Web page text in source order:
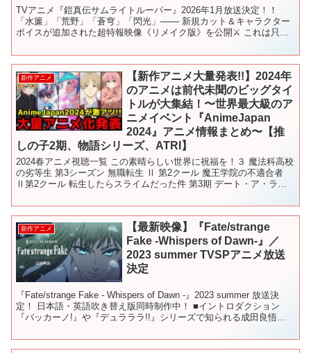
TVアニメ『鎧真伝サムライトルーパー』2026年1月放送決定！！
「水簾」「荒野」「蒼穹」「閃光」─── 新規カット＆キャラクター
ボイスが追加された超特報映像《リメイク版》を公開⚔ これは只事
新作アニメ
【新作アニメ大量発表!!】2024年
のアニメは前代未聞のビッグタイ
トルが大集結！〜世界最大級のア
ニメイベント『AnimeJapan
2024』アニメ情報まとめ〜【推
しの子2期、物語シリーズ、ATRI】
2024春アニメ視聴一覧 この素晴らしい世界に祝福を！３ 魔法科高校
の劣等生 第3シーズン 無職転生 Ⅱ 第2クール 魔王学院の不適合者
Ⅱ第2クール 転生したらスライムだった件 第3期 デート・ア・ライ
新作アニメ
【最新映像】『Fate/strange
Fake -Whispers of Dawn-』／
2023 summer TVSPアニメ放送
決定
『Fate/strange Fake - Whispers of Dawn -』2023 summer 放送決
定！ 日本語・英語吹き替え版同時制作中！ ■イントロダクション
『バッカーノ!』や『デュラララ!!』シリーズで知られる成田良悟が